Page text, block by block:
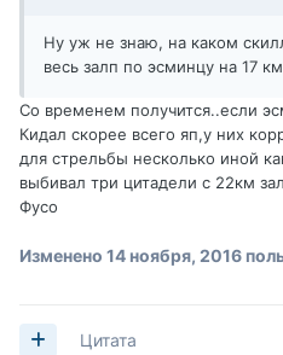
Ну уж не знаю, на каком
весь залп по эсминцу на 17
Со временем получится..если
Кидал скорее всего яп,у них
для стрельбы несколько иной
выбивал три цитадели с 22км
Фусо
Изменено 14 ноября, 2016
Цитата